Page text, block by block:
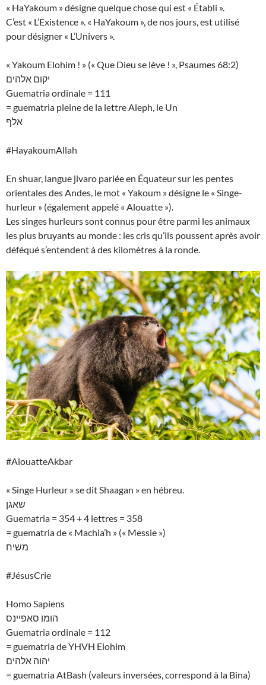
« HaYakoum » désigne quelque chose qui est « Établi ».
C’est « L’Existence ». « HaYakoum », de nos jours, est utilisé
pour désigner « L’Univers ».
« Yakoum Elohim ! » (« Que Dieu se lève ! », Psaumes 68:2)
יקום אלהים
Guematria ordinale = 111
= guematria pleine de la lettre Aleph, le Un
אלף
#HayakoumAllah
En shuar, langue jivaro parlée en Équateur sur les pentes
orientales des Andes, le mot « Yakoum » désigne le « Singe-
hurleur » (également appelé « Alouatte »).
Les singes hurleurs sont connus pour être parmi les animaux
les plus bruyants au monde : les cris qu’ils poussent après avoir
déféqué s’entendent à des kilomètres à la ronde.
#AlouatteAkbar
« Singe Hurleur » se dit Shaagan » en hébreu.
שאגן
Guematria = 354 + 4 lettres = 358
= guematria de « Machia’h » (« Messie »)
משיח
#JésusCrie
Homo Sapiens
הומו סאפיינס
Guematria ordinale = 112
= guematria de YHVH Elohim
יהוה אלהים
= guematria AtBash (valeurs inversées, correspond à la Bina)